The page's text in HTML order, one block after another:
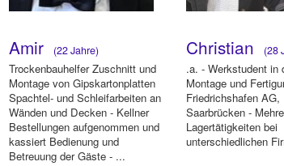
Amir (22 Jahre)
Trockenbauhelfer Zuschnitt und
Montage von Gipskartonplatten
Spachtel- und Schleifarbeiten an
Wänden und Decken - Kellner
Bestellungen aufgenommen und
kassiert Bedienung und
Betreuung der Gäste - ...
Christian (28
.a. - Werkstudent in
Montage und
Friedrichshafen AG,
Saarbrücken -
Lagertätigkeiten bei
unterschiedlichen